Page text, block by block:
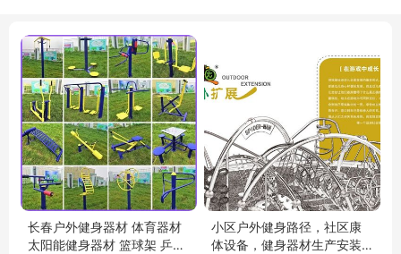
长春户外健身器材 体育器材
太阳能健身器材 篮球架 乒乓
小区户外健身路径，社区康
体设备，健身器材生产安装